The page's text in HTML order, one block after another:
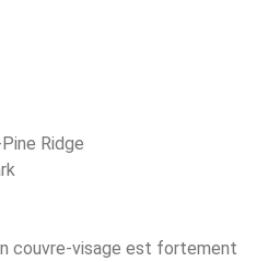
Ridge
couvre-visage est fortement